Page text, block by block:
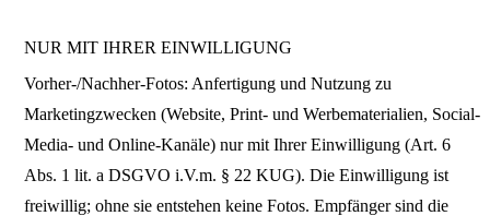
NUR MIT IHRER EINWILLIGUNG
Vorher-/Nachher-Fotos: Anfertigung und Nutzung zu
Marketingzwecken (Website, Print- und Werbematerialien, Social-
Media- und Online-Kanäle) nur mit Ihrer Einwilligung (Art. 6
Abs. 1 lit. a DSGVO i.V.m. § 22 KUG). Die Einwilligung ist
freiwillig; ohne sie entstehen keine Fotos. Empfänger sind die